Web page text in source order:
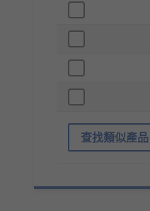
查找類似產品